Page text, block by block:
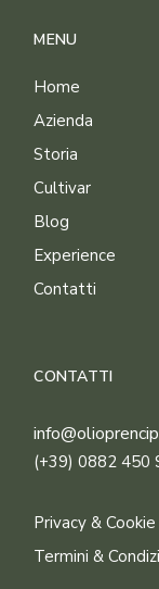
MENU
Home
Azienda
Storia
Cultivar
Blog
Experience
Contatti
CONTATTI
(+39) 0882 450
Privacy &
Termini &